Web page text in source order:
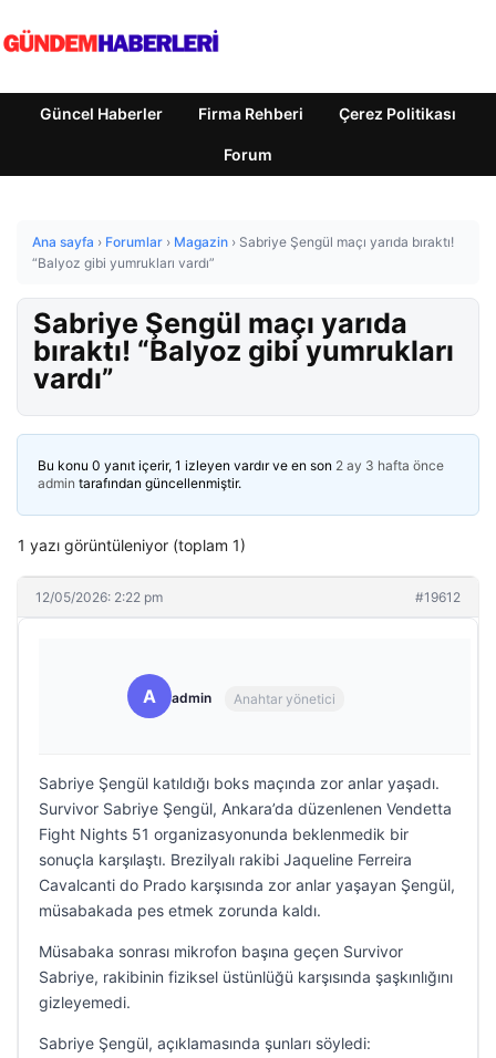
Güncel Haberler Firma Rehberi Çerez Politikası
Forum
Ana sayfa › Forumlar › Magazin › Sabriye Şengül maçı yarıda bıraktı!
“Balyoz gibi yumrukları vardı”
Sabriye Şengül maçı yarıda
bıraktı! “Balyoz gibi yumrukları
vardı”
Bu konu 0 yanıt içerir, 1 izleyen vardır ve en son 2 ay 3 hafta önce
admin tarafından güncellenmiştir.
1 yazı görüntüleniyor (toplam 1)
12/05/2026: 2:22 pm #19612
A admin Anahtar yönetici
Sabriye Şengül katıldığı boks maçında zor anlar yaşadı.
Survivor Sabriye Şengül, Ankara’da düzenlenen Vendetta
Fight Nights 51 organizasyonunda beklenmedik bir
sonuçla karşılaştı. Brezilyalı rakibi Jaqueline Ferreira
Cavalcanti do Prado karşısında zor anlar yaşayan Şengül,
müsabakada pes etmek zorunda kaldı.
Müsabaka sonrası mikrofon başına geçen Survivor
Sabriye, rakibinin fiziksel üstünlüğü karşısında şaşkınlığını
gizleyemedi.
Sabriye Şengül, açıklamasında şunları söyledi: